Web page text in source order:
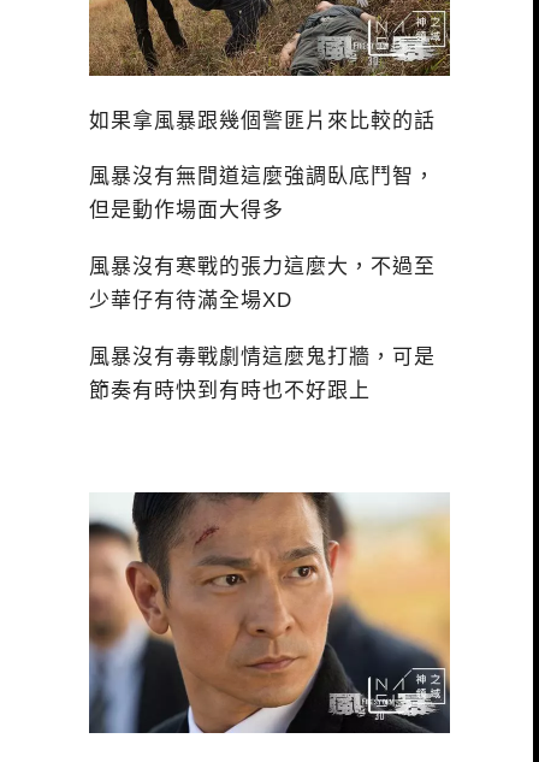
如果拿風暴跟幾個警匪片來比較的話
風暴沒有無間道這麼強調臥底鬥智，
但是動作場面大得多
風暴沒有寒戰的張力這麼大，不過至
少華仔有待滿全場XD
風暴沒有毒戰劇情這麼鬼打牆，可是
節奏有時快到有時也不好跟上